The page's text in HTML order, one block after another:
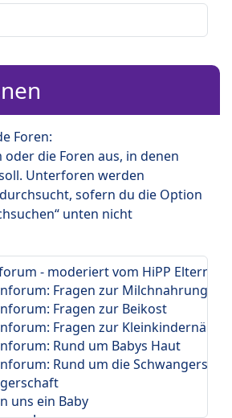
Foren:
oder die Foren aus, in denen
Unterforen werden
sofern du die Option
unten nicht